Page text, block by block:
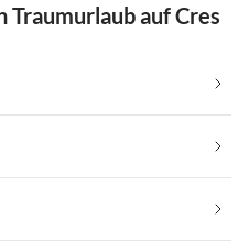
Traumurlaub auf Cres